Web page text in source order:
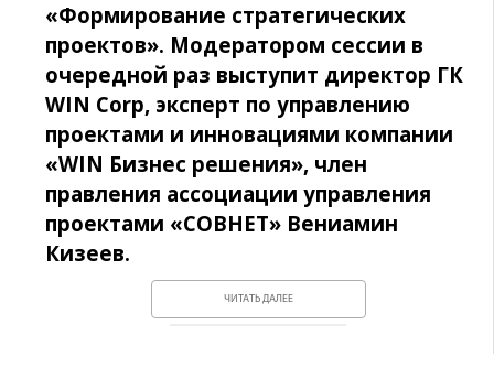
«Формирование стратегических
проектов». Модератором сессии в
очередной раз выступит директор ГК
WIN Corp, эксперт по управлению
проектами и инновациями компании
«WIN Бизнес решения», член
правления ассоциации управления
проектами «СОВНЕТ» Вениамин
Кизеев.
ЧИТАТЬ ДАЛЕЕ